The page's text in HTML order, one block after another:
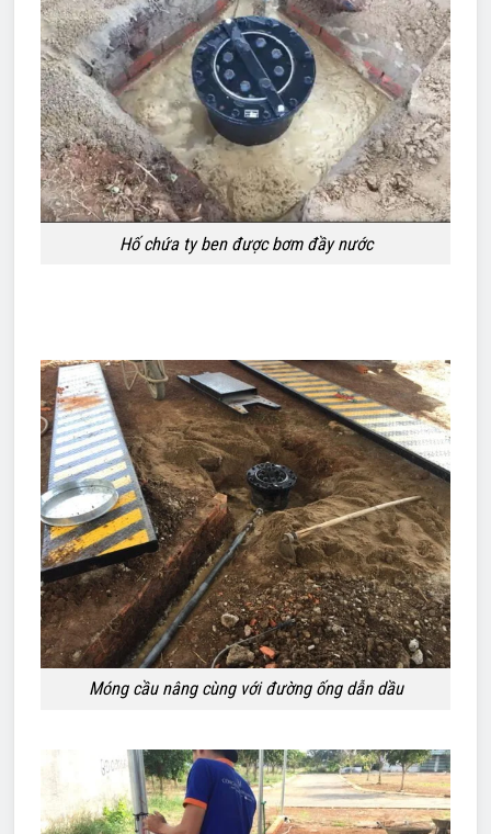
Hố chứa ty ben được bơm đầy nước
Móng cầu nâng cùng với đường ống dẫn dầu